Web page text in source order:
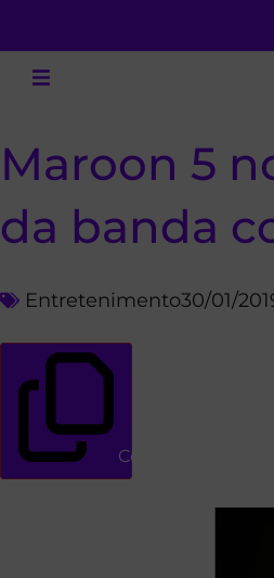
Maroon 5
da banda
Entretenimento30/01/
Copiar link